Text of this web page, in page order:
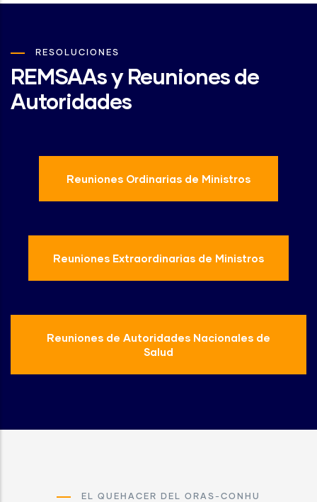
RESOLUCIONES
REMSAAs y Reuniones de
Autoridades
Reuniones Ordinarias de Ministros
Reuniones Extraordinarias de Ministros
Reuniones de Autoridades Nacionales de
Salud
EL QUEHACER DEL ORAS-CONHU